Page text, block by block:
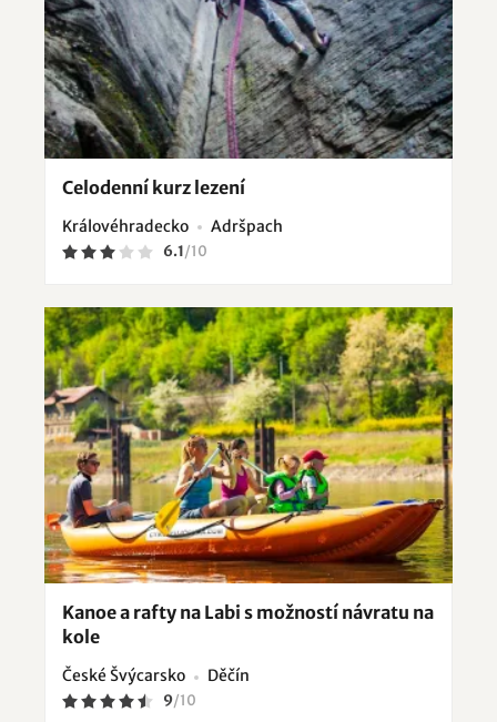
Celodenní kurz lezení
Královéhradecko Adršpach
6.1/10
Kanoe a rafty na Labi s možností návratu na
kole
České Švýcarsko Děčín
9/10